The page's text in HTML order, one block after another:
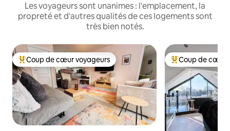
Les voyageurs sont unanimes : l'emplacement, la
propreté et d'autres qualités de ces logements sont
très bien notés.
Coup de cœur voyageurs parmi les plus aimés
Coup de cœur voyageurs Coup de cœur
Coup de cœur